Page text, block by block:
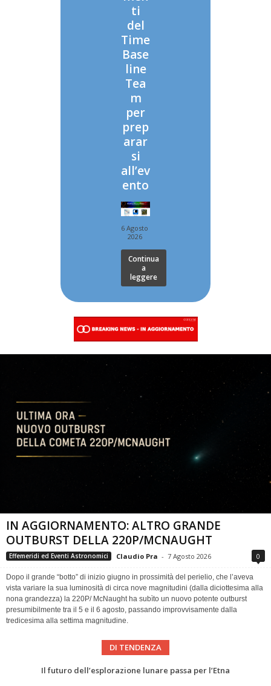
ti
del
Time
Base
line
Tea
m
per
prep
arar
si
all’ev
ento
6 Agosto
2026
Continua
a
leggere
IN AGGIORNAMENTO: ALTRO GRANDE
OUTBURST DELLA 220P/MCNAUGHT
Effemeridi ed Eventi Astronomici Claudio Pra - 7 Agosto 2026 0
Dopo il grande “botto” di inizio giugno in prossimità del perielio, che l’aveva
vista variare la sua luminosità di circa nove magnitudini (dalla diciottesima alla
nona grandezza) la 220P/ McNaught ha subìto un nuovo potente outburst
presumibilmente tra il 5 e il 6 agosto, passando improvvisamente dalla
tredicesima alla settima magnitudine.
DI TENDENZA